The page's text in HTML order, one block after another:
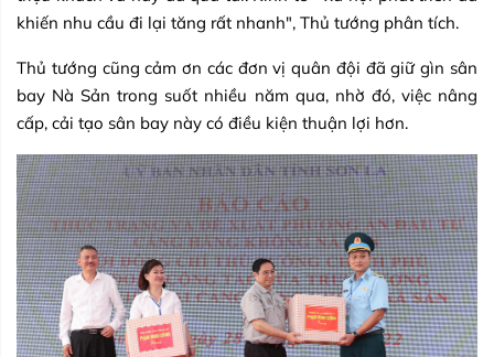
khiến nhu cầu đi lại tăng rất nhanh", Thủ tướng phân tích.
Thủ tướng cũng cảm ơn các đơn vị quân đội đã giữ gìn sân
bay Nà Sản trong suốt nhiều năm qua, nhờ đó, việc nâng
cấp, cải tạo sân bay này có điều kiện thuận lợi hơn.